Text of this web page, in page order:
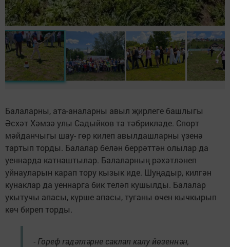
Балаларны, ата-аналарны авыл җирлеге башлыгы
Әсхәт Хәмзә улы Садыйков та тәбрикләде. Спорт
мәйданчыгы шау- гөр килеп авылдашларны үзенә
тартып торды. Балалар белән беррәттән олылар да
уеннарда катнаштылар. Балаларның рәхәтләнеп
уйнауларын карап тору кызык иде. Шуңадыр, килгән
кунаклар да уеннарга бик теләп кушылды. Балалар
укытучы апасы, күрше апасы, туганы өчен кычкырып
көч биреп торды.
- Гореф гадәтләрне саклап калу йөзеннән,